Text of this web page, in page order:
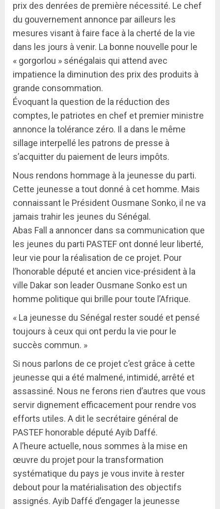
prix des denrées de première nécessité. Le chef
du gouvernement annonce par ailleurs les
mesures visant à faire face à la cherté de la vie
dans les jours à venir. La bonne nouvelle pour le
« gorgorlou » sénégalais qui attend avec
impatience la diminution des prix des produits à
grande consommation.
Évoquant la question de la réduction des
comptes, le patriotes en chef et premier ministre
annonce la tolérance zéro. Il a dans le même
sillage interpellé les patrons de presse à
s’acquitter du paiement de leurs impôts.
Nous rendons hommage à la jeunesse du parti.
Cette jeunesse a tout donné à cet homme. Mais
connaissant le Président Ousmane Sonko, il ne va
jamais trahir les jeunes du Sénégal.
Abas Fall a annoncer dans sa communication que
les jeunes du parti PASTEF ont donné leur liberté,
leur vie pour la réalisation de ce projet. Pour
l’honorable député et ancien vice-président à la
ville Dakar son leader Ousmane Sonko est un
homme politique qui brille pour toute l’Afrique.
« La jeunesse du Sénégal rester soudé et pensé
toujours à ceux qui ont perdu la vie pour le
succès commun. »
Si nous parlons de ce projet c’est grâce à cette
jeunesse qui a été malmené, intimidé, arrêté et
assassiné. Nous ne ferons rien d’autres que vous
servir dignement efficacement pour rendre vos
efforts utiles. A dit le secrétaire général de
PASTEF honorable député Ayib Daffé.
A l’heure actuelle, nous sommes à la mise en
œuvre du projet pour la transformation
systématique du pays je vous invite à rester
debout pour la matérialisation des objectifs
assignés. Ayib Daffé d’engager la jeunesse